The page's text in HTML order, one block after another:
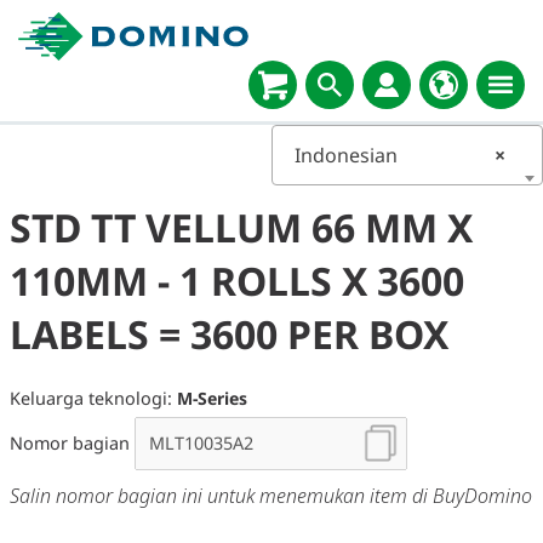
×
Indonesian
STD TT VELLUM 66 MM X
110MM - 1 ROLLS X 3600
LABELS = 3600 PER BOX
Keluarga teknologi: M-Series
Nomor bagian
Salin nomor bagian ini untuk menemukan item di BuyDomino